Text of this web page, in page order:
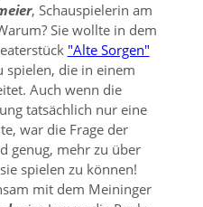
, Schauspielerin am
Sie wollte in dem
"Alte Sorgen"
spielen, die in einem
Auch wenn die
tatsächlich nur eine
war die Frage der
genug, mehr zu über
spielen zu können!
mit dem Meininger